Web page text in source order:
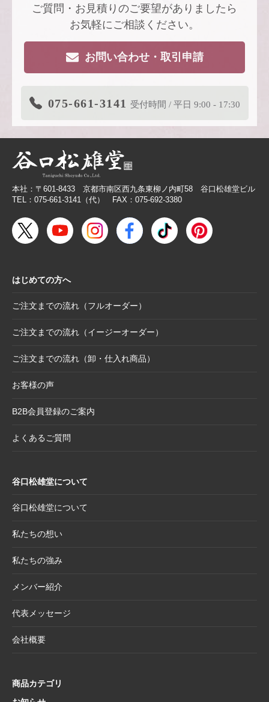
2026.4.22
【新商品案内】派手すぎないがちょうどい
い、風も色も透ける、和紙の扇子
2026.4.16 大型連休休業日のお知らせ
2026.3.11 商品リニューアルのご案内
2026.2.26
【無料提供】売場づくりを応援！訴求力を高
める専用POP
2026.2.19 【色紙】価格改定のお願い
2025.10.28
【新商品案内】色エンピツ作家 かわばたあき
こが描く、ワンダーランドへと誘うアートグ
ッズ〈メモボックス〉と〈ミニアートボック
2025.10.16
日付誤植に関するお詫びと交換対応のお知ら
2025.8.28 【和綴じノート】新柄発表
2025.8.21
2025.8.19
【新商品案内】躍進を呼び込む縁起物─2026
ダー受付開始
2025.6.11
【新商品】「日本画の巨匠たち」新作5アイテ
ご質問・お見積りのご要望がありましたら
お気軽にご相談ください。
お問い合わせ・取引申請
075-661-3141 受付時間 / 平日 9:00 - 17:30
本社：〒601-8433 京都市南区西九条東柳ノ内町58 谷口松雄堂ビル
TEL：075-661-3141（代） FAX：075-692-3380
はじめての方へ
ご注文までの流れ（フルオーダー）
ご注文までの流れ（イージーオーダー）
ご注文までの流れ（卸・仕入れ商品）
お客様の声
B2B会員登録のご案内
よくあるご質問
谷口松雄堂について
谷口松雄堂について
私たちの想い
私たちの強み
メンバー紹介
代表メッセージ
会社概要
商品カテゴリ